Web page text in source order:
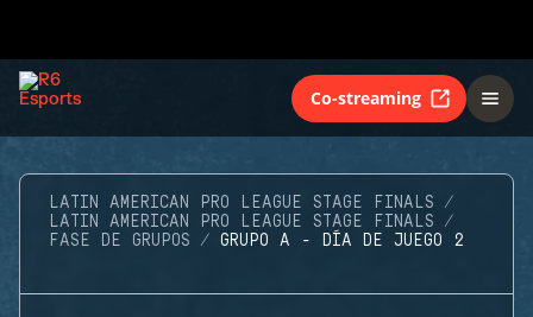
Co-streaming
LATIN AMERICAN PRO LEAGUE STAGE FINALS
LATIN AMERICAN PRO LEAGUE STAGE FINALS
FASE DE GRUPOS
GRUPO A - DÍA DE JUEGO 2